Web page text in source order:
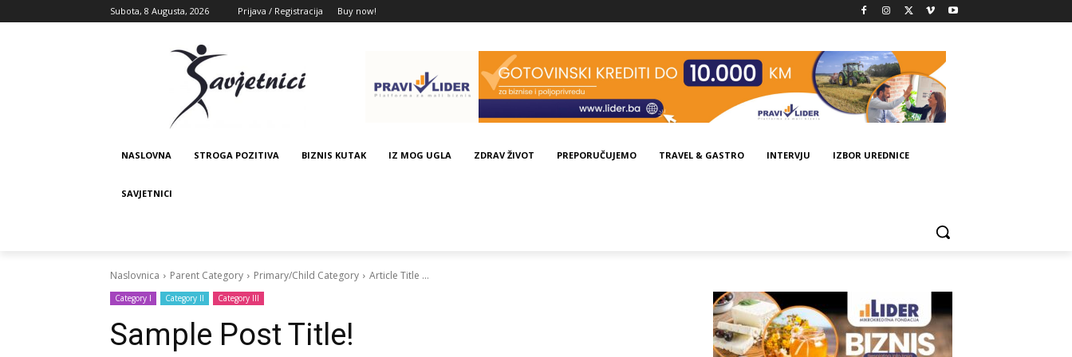
Subota, 8 Augusta, 2026 Prijava / Registracija Buy now!
NASLOVNA STROGA POZITIVA BIZNIS KUTAK IZ MOG UGLA ZDRAV ŽIVOT PREPORUČUJEMO TRAVEL & GASTRO INTERVJU IZBOR UREDNICE
SAVJETNICI
Naslovnica Parent Category Primary/Child Category Article Title ...
Category I Category II Category III
Sample Post Title!